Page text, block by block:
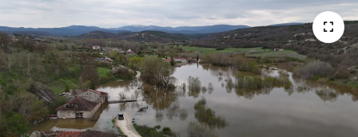
Sağlık
Kültür Sanat
Tarihçe
Resmi İlanlar
Son Dakika Haberleri
Haber Arşivi